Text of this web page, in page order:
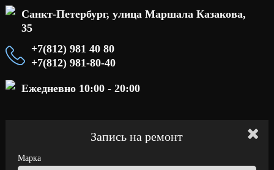
Санкт-Петербург, улица Маршала Казакова,
35
+7(812) 981 40 80
+7(812) 981-80-40
Ежедневно 10:00 - 20:00
Запись на ремонт
Марка